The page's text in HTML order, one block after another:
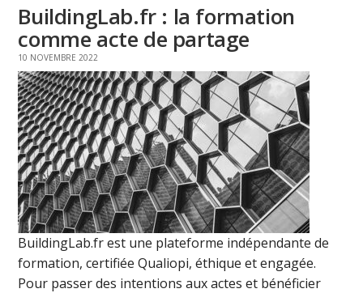
BuildingLab.fr : la formation
comme acte de partage
10 NOVEMBRE 2022
BuildingLab.fr est une plateforme indépendante de
formation, certifiée Qualiopi, éthique et engagée.
Pour passer des intentions aux actes et bénéficier